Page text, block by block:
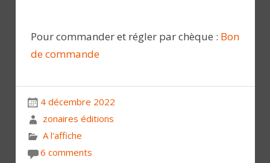
Pour commander et régler par chèque : Bon
de commande
4 décembre 2022
zonaires éditions
A l'affiche
6 comments